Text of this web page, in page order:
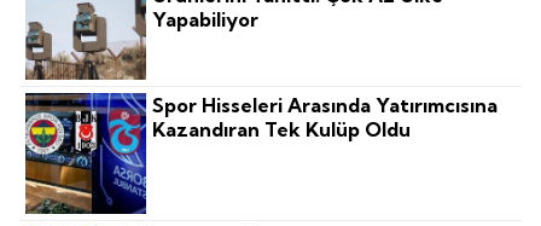
Yapabiliyor
Spor Hisseleri Arasında Yatırımcısına
Kazandıran Tek Kulüp Oldu